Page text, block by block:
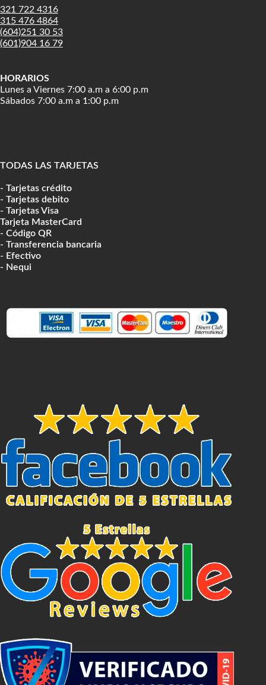
321 722 4316
315 476 4864
(604)251 30 53
(601)904 16 79
HORARIOS
Lunes a Viernes 7:00 a.m a 6:00 p.m
Sábados 7:00 a.m a 1:00 p.m
TODAS LAS TARJETAS
- Tarjetas crédito
- Tarjetas debito
- Tarjetas Visa
Tarjeta MasterCard
- Código QR
- Transferencia bancaria
- Efectivo
- Nequi